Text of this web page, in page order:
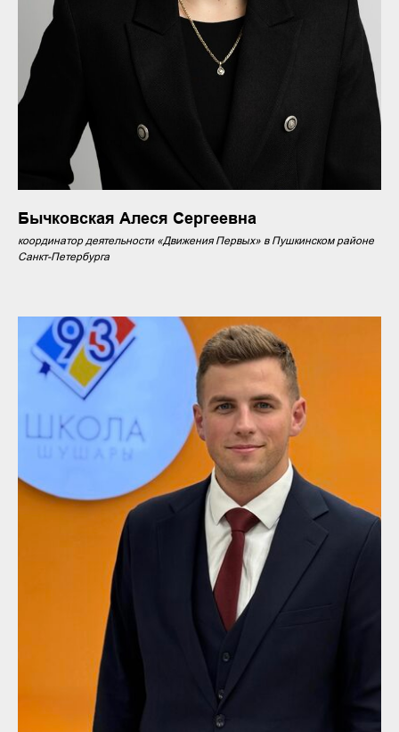
Бычковская Алеся Сергеевна
координатор деятельности «Движения Первых» в Пушкинском районе
Санкт-Петербурга